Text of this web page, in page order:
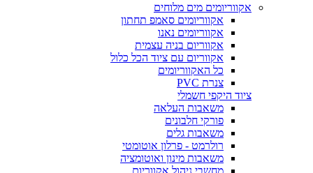
אקווריומים מים מלוחים
אקווריומים סאמפ תחתון
אקווריומים נאנו
אקווריום בניה עצמית
אקווריום עם ציוד הכל כלול
כל האקווריומים
צנרת PVC
ציוד היקפי חשמלי
משאבות העלאה
פורקי חלבונים
משאבות גלים
רולרמט - פרלון אוטומטי
משאבות מינון ואוטומציה
מחשבי ניהול אקווריום